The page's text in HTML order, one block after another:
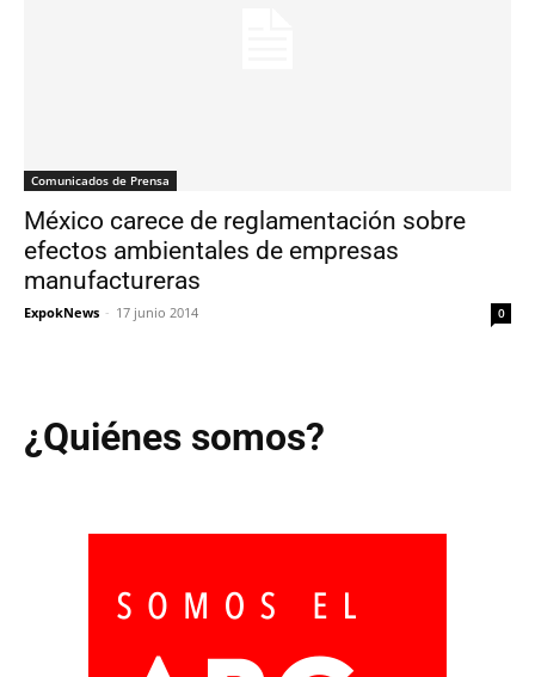
Comunicados de Prensa
México carece de reglamentación sobre
efectos ambientales de empresas
manufactureras
ExpokNews - 17 junio 2014 0
¿Quiénes somos?